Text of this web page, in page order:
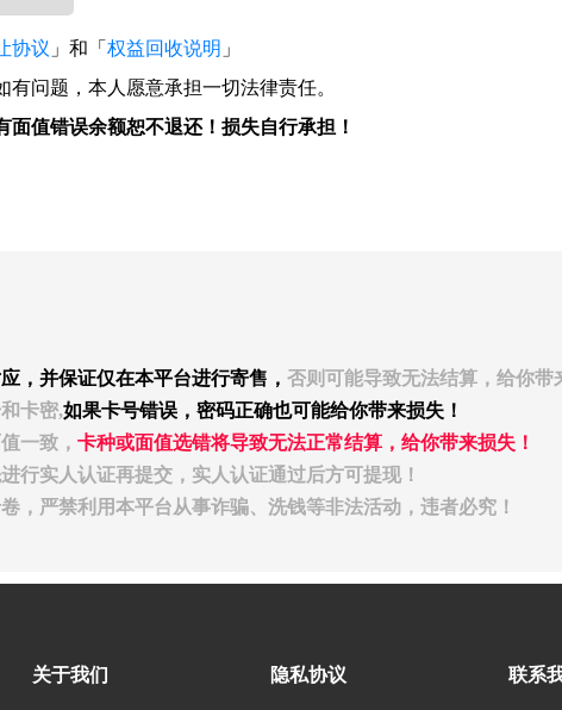
协议 」和「 权益回收说明 」
有问题，本人愿意承担一切法律责任。
面值错误余额恕不退还！损失自行承担！
，并保证仅在本平台进行寄售， 否则可能导致无法结算，给你带
卡密,如果卡号错误，密码正确也可能给你带来损失！
一致， 卡种或面值选错将导致无法正常结算，给你带来损失！
行实人认证再提交，实人认证通过后方可提现！
，严禁利用本平台从事诈骗、洗钱等非法活动，违者必究！
关于我们 隐私协议 联系